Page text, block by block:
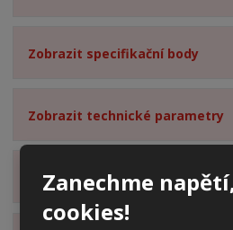
Zanechme
cookies!
Zobrazit specifikační body
Zobrazit technické parametry
Zobrazit hodnocení produktu